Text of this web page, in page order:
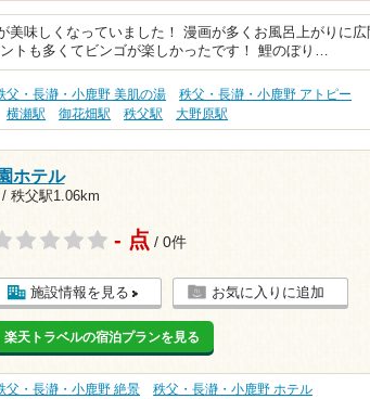
美味しくなっていました！ 漫画が多くお風呂上がりに広
トも多くてビンゴが楽しかったです！ 鯉のぼり…
父・長瀞・小鹿野 美肌の湯
秩父・長瀞・小鹿野 アトピー
横瀬駅 御花畑駅 秩父駅 大野原駅
ホテル
/ 秩父駅1.06km
- 点 / 0件
施設情報を見る お気に入りに追加
楽天トラベルの宿泊プランを見る
父・長瀞・小鹿野 絶景
秩父・長瀞・小鹿野 ホテル